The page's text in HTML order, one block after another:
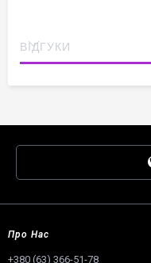
ВІДГУКИ
Про Нас
+380 (63) 366-51-78